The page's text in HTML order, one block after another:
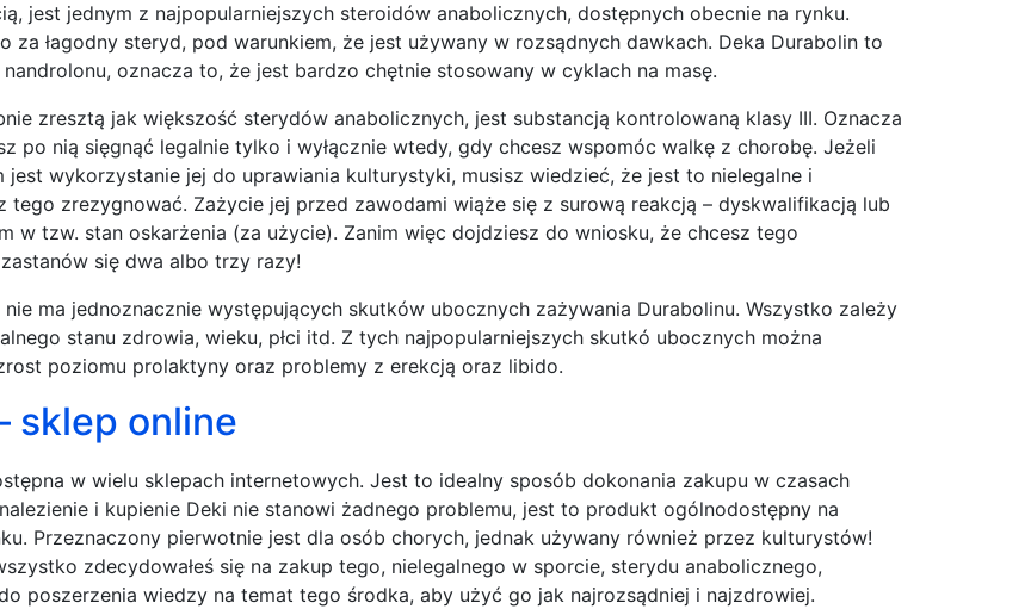
jest jednym z najpopularniejszych steroidów anabolicznych, dostępnych obecnie na rynku.
za łagodny steryd, pod warunkiem, że jest używany w rozsądnych dawkach. Deka Durabolin to
nandrolonu, oznacza to, że jest bardzo chętnie stosowany w cyklach na masę.
zresztą jak większość sterydów anabolicznych, jest substancją kontrolowaną klasy III. Oznacza
po nią sięgnąć legalnie tylko i wyłącznie wtedy, gdy chcesz wspomóc walkę z chorobę. Jeżeli
jest wykorzystanie jej do uprawiania kulturystyki, musisz wiedzieć, że jest to nielegalne i
tego zrezygnować. Zażycie jej przed zawodami wiąże się z surową reakcją – dyskwalifikacją lub
w tzw. stan oskarżenia (za użycie). Zanim więc dojdziesz do wniosku, że chcesz tego
się dwa albo trzy razy!
nie ma jednoznacznie występujących skutków ubocznych zażywania Durabolinu. Wszystko zależy
stanu zdrowia, wieku, płci itd. Z tych najpopularniejszych skutkó ubocznych można
poziomu prolaktyny oraz problemy z erekcją oraz libido.
sklep online
w wielu sklepach internetowych. Jest to idealny sposób dokonania zakupu w czasach
i kupienie Deki nie stanowi żadnego problemu, jest to produkt ogólnodostępny na
Przeznaczony pierwotnie jest dla osób chorych, jednak używany również przez kulturystów!
zdecydowałeś się na zakup tego, nielegalnego w sporcie, sterydu anabolicznego,
poszerzenia wiedzy na temat tego środka, aby użyć go jak najrozsądniej i najzdrowiej.